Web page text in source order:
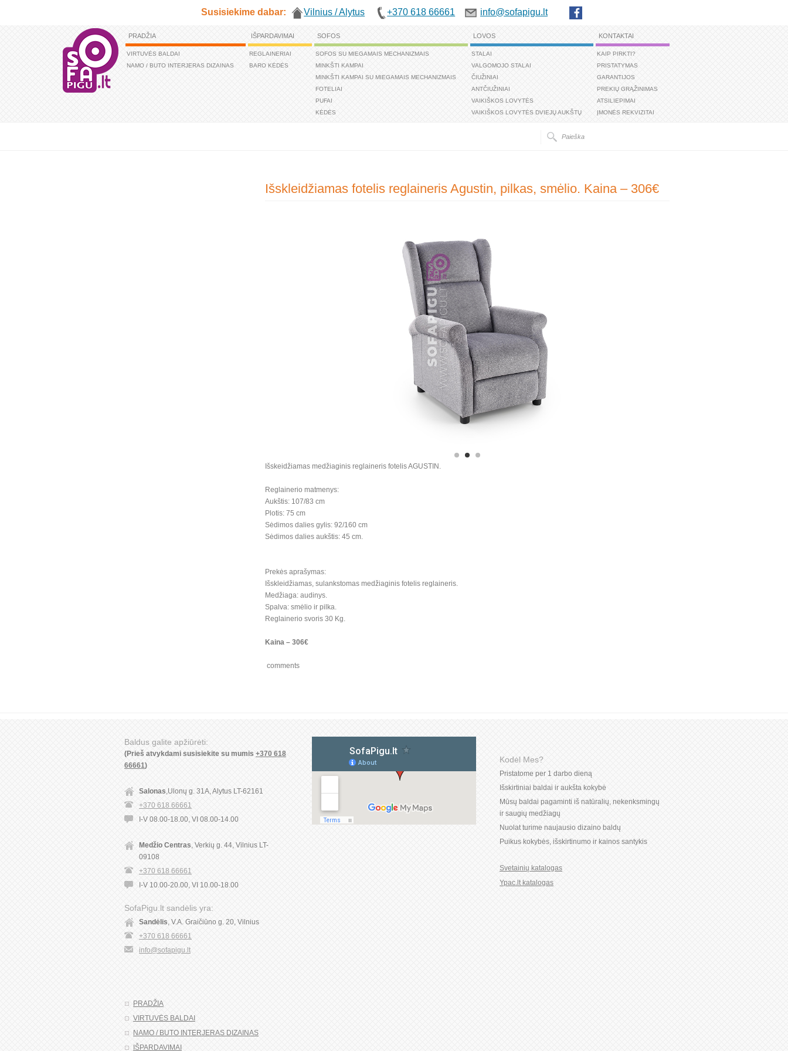
Susisiekime dabar: Vilnius / Alytus +370 618 66661 info@sofapigu.lt
PRADŽIA
VIRTUVĖS BALDAI
NAMO / BUTO INTERJERAS DIZAINAS
IŠPARDAVIMAI
REGLAINERIAI
BARO KĖDĖS
SOFOS
SOFOS SU MIEGAMAIS MECHANIZMAIS
MINKŠTI KAMPAI
MINKŠTI KAMPAI SU MIEGAMAIS MECHANIZMAIS
FOTELIAI
PUFAI
KĖDĖS
LOVOS
STALAI
VALGOMOJO STALAI
ČIUŽINIAI
ANTČIUŽINIAI
VAIKIŠKOS LOVYTĖS
VAIKIŠKOS LOVYTĖS DVIEJŲ AUKŠTŲ
KONTAKTAI
KAIP PIRKTI?
PRISTATYMAS
GARANTIJOS
PREKIŲ GRĄŽINIMAS
ATSILIEPIMAI
ĮMONĖS REKVIZITAI
Išskleidžiamas fotelis reglaineris Agustin, pilkas, smėlio. Kaina – 306€
Išskeidžiamas medžiaginis reglaineris fotelis AGUSTIN.
Reglainerio matmenys:
Aukštis: 107/83 cm
Plotis: 75 cm
Sėdimos dalies gylis: 92/160 cm
Sėdimos dalies aukštis: 45 cm.
Prekės aprašymas:
Išskleidžiamas, sulankstomas medžiaginis fotelis reglaineris.
Medžiaga: audinys.
Spalva: smėlio ir pilka.
Reglainerio svoris 30 Kg.
Kaina – 306€
comments
Baldus galite apžiūrėti:
(Prieš atvykdami susisiekite su mumis +370 618
66661)
Salonas ,Ulonų g. 31A, Alytus LT-62161
+370 618 66661
I-V 08.00-18.00, VI 08.00-14.00
Medžio Centras , Verkių g. 44, Vilnius LT-
09108
+370 618 66661
I-V 10.00-20.00, VI 10.00-18.00
SofaPigu.lt sandėlis yra:
Sandėlis , V.A. Graičiūno g. 20, Vilnius
+370 618 66661
info@sofapigu.lt
Kodėl Mes?
Pristatome per 1 darbo dieną
Išskirtiniai baldai ir aukšta kokybė
Mūsų baldai pagaminti iš natūralių, nekenksmingų
ir saugių medžiagų
Nuolat turime naujausio dizaino baldų
Puikus kokybės, išskirtinumo ir kainos santykis
Svetainių katalogas
Ypac.lt katalogas
PRADŽIA
VIRTUVĖS BALDAI
NAMO / BUTO INTERJERAS DIZAINAS
IŠPARDAVIMAI